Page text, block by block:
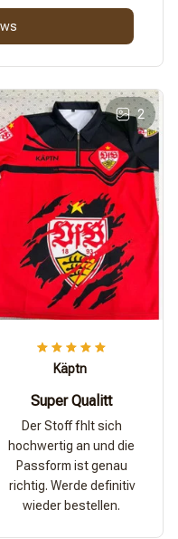
2
Käptn
Super Qualitt
Der Stoff fhlt sich
hochwertig an und die
Passform ist genau
richtig. Werde definitiv
wieder bestellen.